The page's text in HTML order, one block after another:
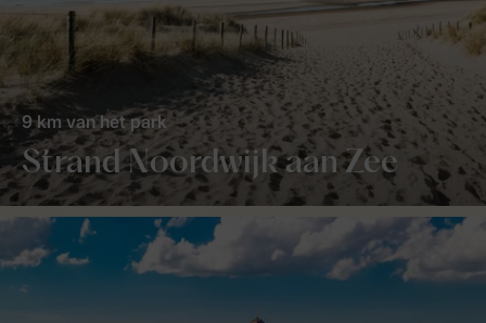
Strand Noordwijk aan Zee
9 km van het park